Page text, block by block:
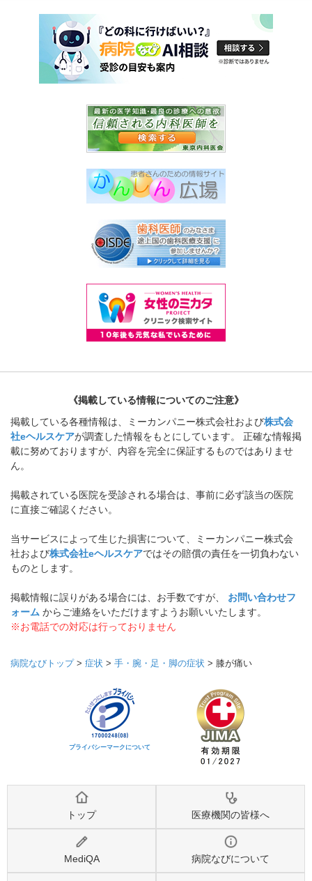
《掲載している情報についてのご注意》
掲載している各種情報は、ミーカンパニー株式会社および株式会
社eヘルスケアが調査した情報をもとにしています。 正確な情報掲
載に努めておりますが、内容を完全に保証するものではありませ
ん。
掲載されている医院を受診される場合は、事前に必ず該当の医院
に直接ご確認ください。
当サービスによって生じた損害について、ミーカンパニー株式会
社および株式会社eヘルスケアではその賠償の責任を一切負わない
ものとします。
掲載情報に誤りがある場合には、お手数ですが、 お問い合わせフ
ォーム からご連絡をいただけますようお願いいたします。
※お電話での対応は行っておりません
病院なびトップ> 症状 > 手・腕・足・脚の症状 > 膝が痛い
プライバシーマークについて
トップ 医療機関の皆様へ
MediQA 病院なびについて